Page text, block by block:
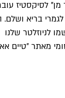
לסיקסטיז
בריא ושלם.
לניוזלטר שלנו
מאתר ״טיים